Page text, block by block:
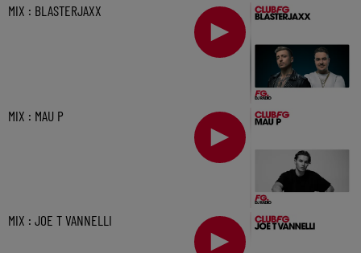
MIX : BLASTERJAXX
MIX : MAU P
MIX : JOE T VANNELLI